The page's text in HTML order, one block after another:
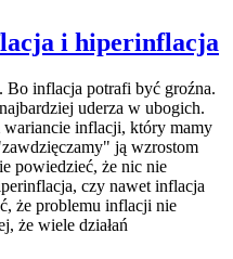
i hiperinflacja
Bo inflacja potrafi być groźna.
uderza w ubogich.
inflacji, który mamy
ją wzrostom
powiedzieć, że nic nie
czy nawet inflacja
że problemu inflacji nie
że wiele działań